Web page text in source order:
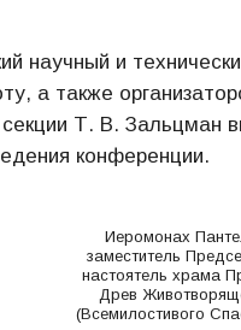
научный и
а также
Т. В. Зальцман
конференции.
Иеромонах
заместитель
настоятель храма
Древ
(Всемилостивого